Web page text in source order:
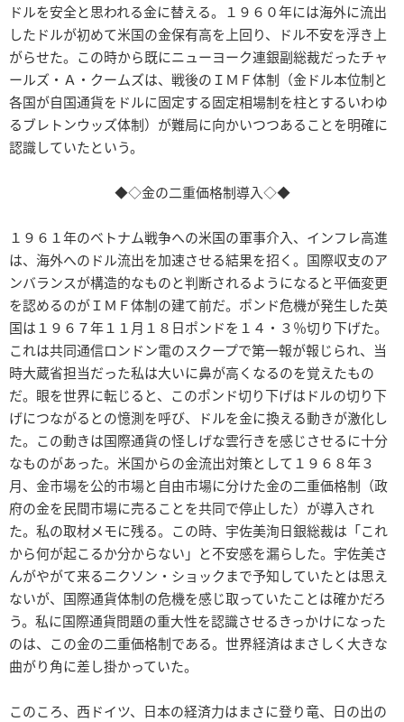
ドルを安全と思われる金に替える。１９６０年には海外に流出
したドルが初めて米国の金保有高を上回り、ドル不安を浮き上
がらせた。この時から既にニューヨーク連銀副総裁だったチャ
ールズ・Ａ・クームズは、戦後のＩＭＦ体制（金ドル本位制と
各国が自国通貨をドルに固定する固定相場制を柱とするいわゆ
るブレトンウッズ体制）が難局に向かいつつあることを明確に
認識していたという。
◆◇金の二重価格制導入◇◆
１９６１年のベトナム戦争への米国の軍事介入、インフレ高進
は、海外へのドル流出を加速させる結果を招く。国際収支のア
ンバランスが構造的なものと判断されるようになると平価変更
を認めるのがＩＭＦ体制の建て前だ。ポンド危機が発生した英
国は１９６７年１１月１８日ポンドを１４・３％切り下げた。
これは共同通信ロンドン電のスクープで第一報が報じられ、当
時大蔵省担当だった私は大いに鼻が高くなるのを覚えたもの
だ。眼を世界に転じると、このポンド切り下げはドルの切り下
げにつながるとの憶測を呼び、ドルを金に換える動きが激化し
た。この動きは国際通貨の怪しげな雲行きを感じさせるに十分
なものがあった。米国からの金流出対策として１９６８年３
月、金市場を公的市場と自由市場に分けた金の二重価格制（政
府の金を民間市場に売ることを共同で停止した）が導入され
た。私の取材メモに残る。この時、宇佐美洵日銀総裁は「これ
から何が起こるか分からない」と不安感を漏らした。宇佐美さ
んがやがて来るニクソン・ショックまで予知していたとは思え
ないが、国際通貨体制の危機を感じ取っていたことは確かだろ
う。私に国際通貨問題の重大性を認識させるきっかけになった
のは、この金の二重価格制である。世界経済はまさしく大きな
曲がり角に差し掛かっていた。
このころ、西ドイツ、日本の経済力はまさに登り竜、日の出の